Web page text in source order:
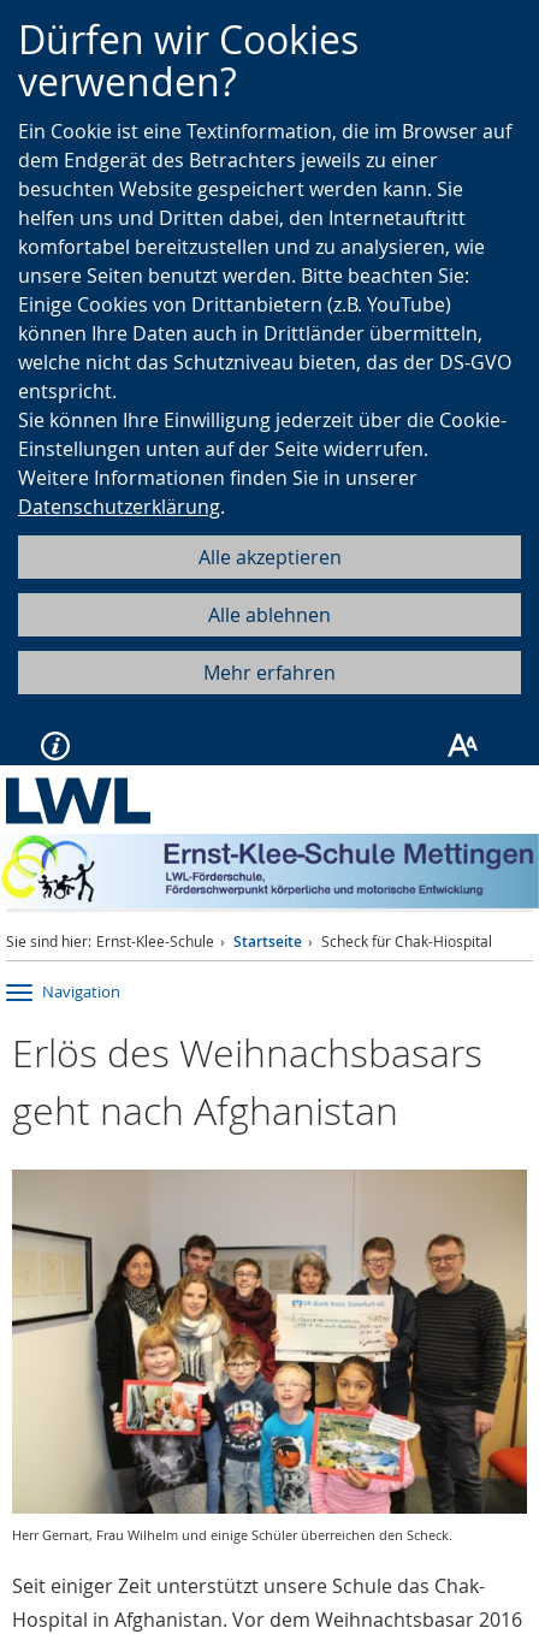
Zur
Hauptnavigation
Zur
Seitennavigation
Zum
Inhalt
Dürfen wir Cookies
verwenden?
Ein Cookie ist eine Textinformation, die im Browser auf
dem Endgerät des Betrachters jeweils zu einer
besuchten Website gespeichert werden kann. Sie
helfen uns und Dritten dabei, den Internetauftritt
komfortabel bereitzustellen und zu analysieren, wie
unsere Seiten benutzt werden. Bitte beachten Sie:
Einige Cookies von Drittanbietern (z.B. YouTube)
können Ihre Daten auch in Drittländer übermitteln,
welche nicht das Schutzniveau bieten, das der DS-GVO
entspricht.
Sie können Ihre Einwilligung jederzeit über die Cookie-
Einstellungen unten auf der Seite widerrufen.
Weitere Informationen finden Sie in unserer
Datenschutzerklärung.
Alle akzeptieren
Alle ablehnen
Mehr erfahren
Sie sind hier: Ernst-Klee-Schule Startseite Scheck für Chak-Hiospital
Navigation
Erlös des Weihnachsbasars
geht nach Afghanistan
Herr Gernart, Frau Wilhelm und einige Schüler überreichen den Scheck.
Seit einiger Zeit unterstützt unsere Schule das Chak-
Hospital in Afghanistan. Vor dem Weihnachtsbasar 2016